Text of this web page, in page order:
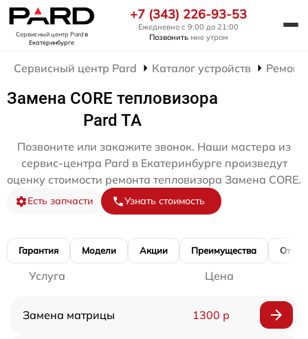
Сервисный центр Pardв
Екатеринбурге
+7 (343) 226-93-53
Ежедневно с 9:00 до 21:00
Позвонить мне утром
Сервисный центр Pard Каталог устройств Ремонт
Замена CORE тепловизора
Pard TA
Позвоните или закажите звонок. Наши мастера из
сервис-центра Pard в Екатеринбурге произведут
оценку стоимости ремонта тепловизора Замена CORE.
Есть запчасти Узнать стоимость
Гарантия Модели Акции Преимущества
Услуга Цена
Замена матрицы 1300 р